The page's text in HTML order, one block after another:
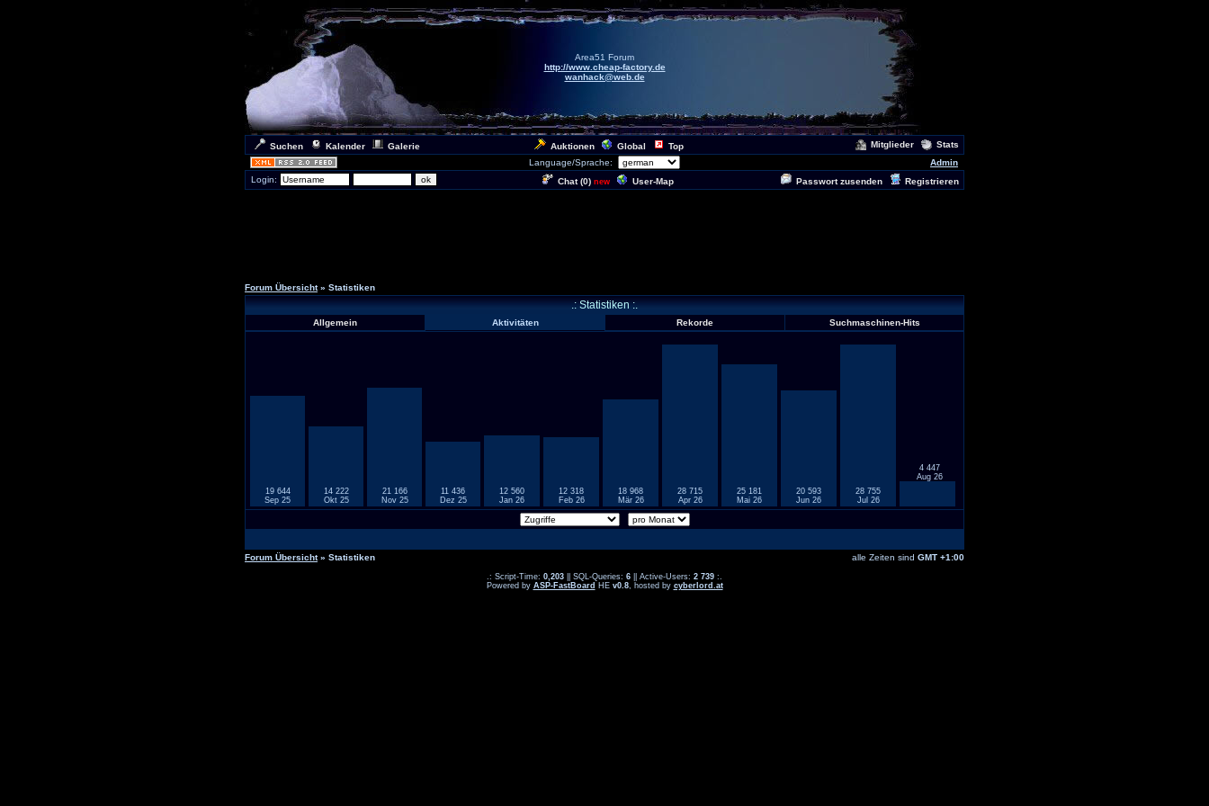
Area51 Forum
http://www.cheap-factory.de
wanhack@web.de
Suchen Kalender Galerie Auktionen Global Top Mitglieder
Stats
Language/Sprache:
Admin
Login:
Chat (0) new User-Map Passwort zusenden Registrieren
Forum Übersicht» Statistiken
.: Statistiken :.
Allgemein Aktivitäten Rekorde Suchmaschinen-Hits
19 644
Sep 25
14 222
Okt 25
21 166
Nov 25
11 436
Dez 25
12 560
Jan 26
12 318
Feb 26
18 968
Mär 26
28 715
Apr 26
25 181
Mai 26
20 593
Jun 26
28 755
Jul 26
4 447
Aug 26
Forum Übersicht» Statistiken alle Zeiten sind GMT +1:00
.: Script-Time: 0,203 || SQL-Queries: 6 || Active-Users: 2 739 :.
Powered by ASP-FastBoard HE v0.8, hosted by cyberlord.at